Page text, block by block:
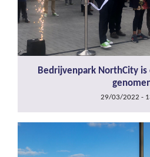
Bedrijvenpark NorthCity
29/03/2022 -